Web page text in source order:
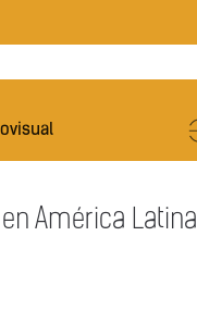
América Latina